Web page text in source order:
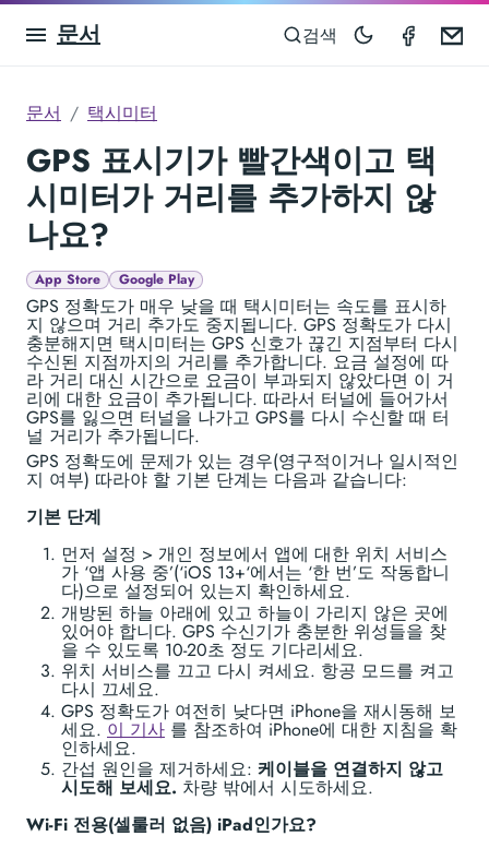
문서 검색
문서 택시미터
GPS 표시기가 빨간색이고 택
시미터가 거리를 추가하지 않
나요?
App Store Google Play
GPS 정확도가 매우 낮을 때 택시미터는 속도를 표시하
지 않으며 거리 추가도 중지됩니다. GPS 정확도가 다시
충분해지면 택시미터는 GPS 신호가 끊긴 지점부터 다시
수신된 지점까지의 거리를 추가합니다. 요금 설정에 따
라 거리 대신 시간으로 요금이 부과되지 않았다면 이 거
리에 대한 요금이 추가됩니다. 따라서 터널에 들어가서
GPS를 잃으면 터널을 나가고 GPS를 다시 수신할 때 터
널 거리가 추가됩니다.
GPS 정확도에 문제가 있는 경우(영구적이거나 일시적인
지 여부) 따라야 할 기본 단계는 다음과 같습니다:
기본 단계
먼저 설정 > 개인 정보에서 앱에 대한 위치 서비스
가 ‘앱 사용 중’(‘iOS 13+‘에서는 ‘한 번’도 작동합니
다)으로 설정되어 있는지 확인하세요.
개방된 하늘 아래에 있고 하늘이 가리지 않은 곳에
있어야 합니다. GPS 수신기가 충분한 위성들을 찾
을 수 있도록 10-20초 정도 기다리세요.
위치 서비스를 끄고 다시 켜세요. 항공 모드를 켜고
다시 끄세요.
GPS 정확도가 여전히 낮다면 iPhone을 재시동해 보
세요. 이 기사 를 참조하여 iPhone에 대한 지침을 확
인하세요.
간섭 원인을 제거하세요: 케이블을 연결하지 않고
시도해 보세요. 차량 밖에서 시도하세요.
Wi-Fi 전용(셀룰러 없음) iPad인가요?